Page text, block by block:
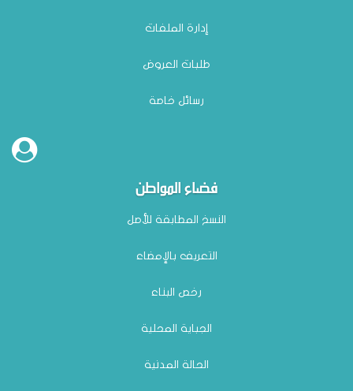
إدارة الملفات
طلبات العروض
رسائل خاصة
فضاء المواطن
النسخ المطابقة للأصل
التعريف بالإمضاء
رخص البناء
الجباية المحلية
الحالة المدنية